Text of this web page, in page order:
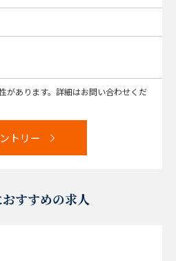
があります。詳細はお問い合わせくだ
トリー
すすめの求人